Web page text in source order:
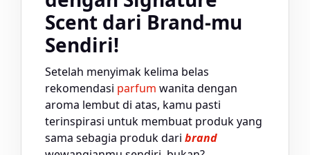
Scent dari Brand-mu
Sendiri!
Setelah menyimak kelima belas
rekomendasi parfum wanita dengan
aroma lembut di atas, kamu pasti
terinspirasi untuk membuat produk yang
sama sebagia produk dari brand